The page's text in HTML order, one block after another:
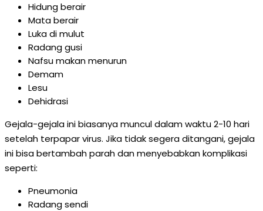
Hidung berair
Mata berair
Luka di mulut
Radang gusi
Nafsu makan menurun
Demam
Lesu
Dehidrasi
Gejala-gejala ini biasanya muncul dalam waktu 2-10 hari
setelah terpapar virus. Jika tidak segera ditangani, gejala
ini bisa bertambah parah dan menyebabkan komplikasi
seperti:
Pneumonia
Radang sendi